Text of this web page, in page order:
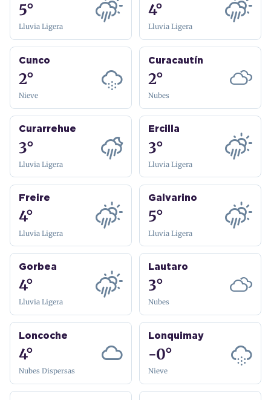
5°
Lluvia Ligera
4°
Lluvia Ligera
Cunco
2°
Nieve
Curacautín
2°
Nubes
Curarrehue
3°
Lluvia Ligera
Ercilla
3°
Lluvia Ligera
Freire
4°
Lluvia Ligera
Galvarino
5°
Lluvia Ligera
Gorbea
4°
Lluvia Ligera
Lautaro
3°
Nubes
Loncoche
4°
Nubes Dispersas
Lonquimay
-0°
Nieve